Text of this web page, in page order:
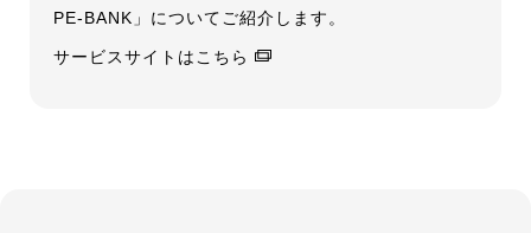
PE-BANK」についてご紹介します。
サービスサイトはこちら